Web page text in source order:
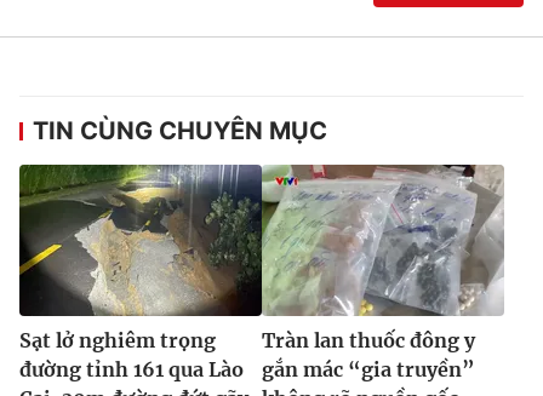
® Cấm sao chép dưới mọi hình thức nếu không có sự chấp
thuận bằng văn bản. Ghi rõ nguồn VTV.vn khi phát hành lại
thông tin từ website này.
TIN CÙNG CHUYÊN MỤC
Sạt lở nghiêm trọng
đường tỉnh 161 qua Lào
Tràn lan thuốc đông y
gắn mác “gia truyền”